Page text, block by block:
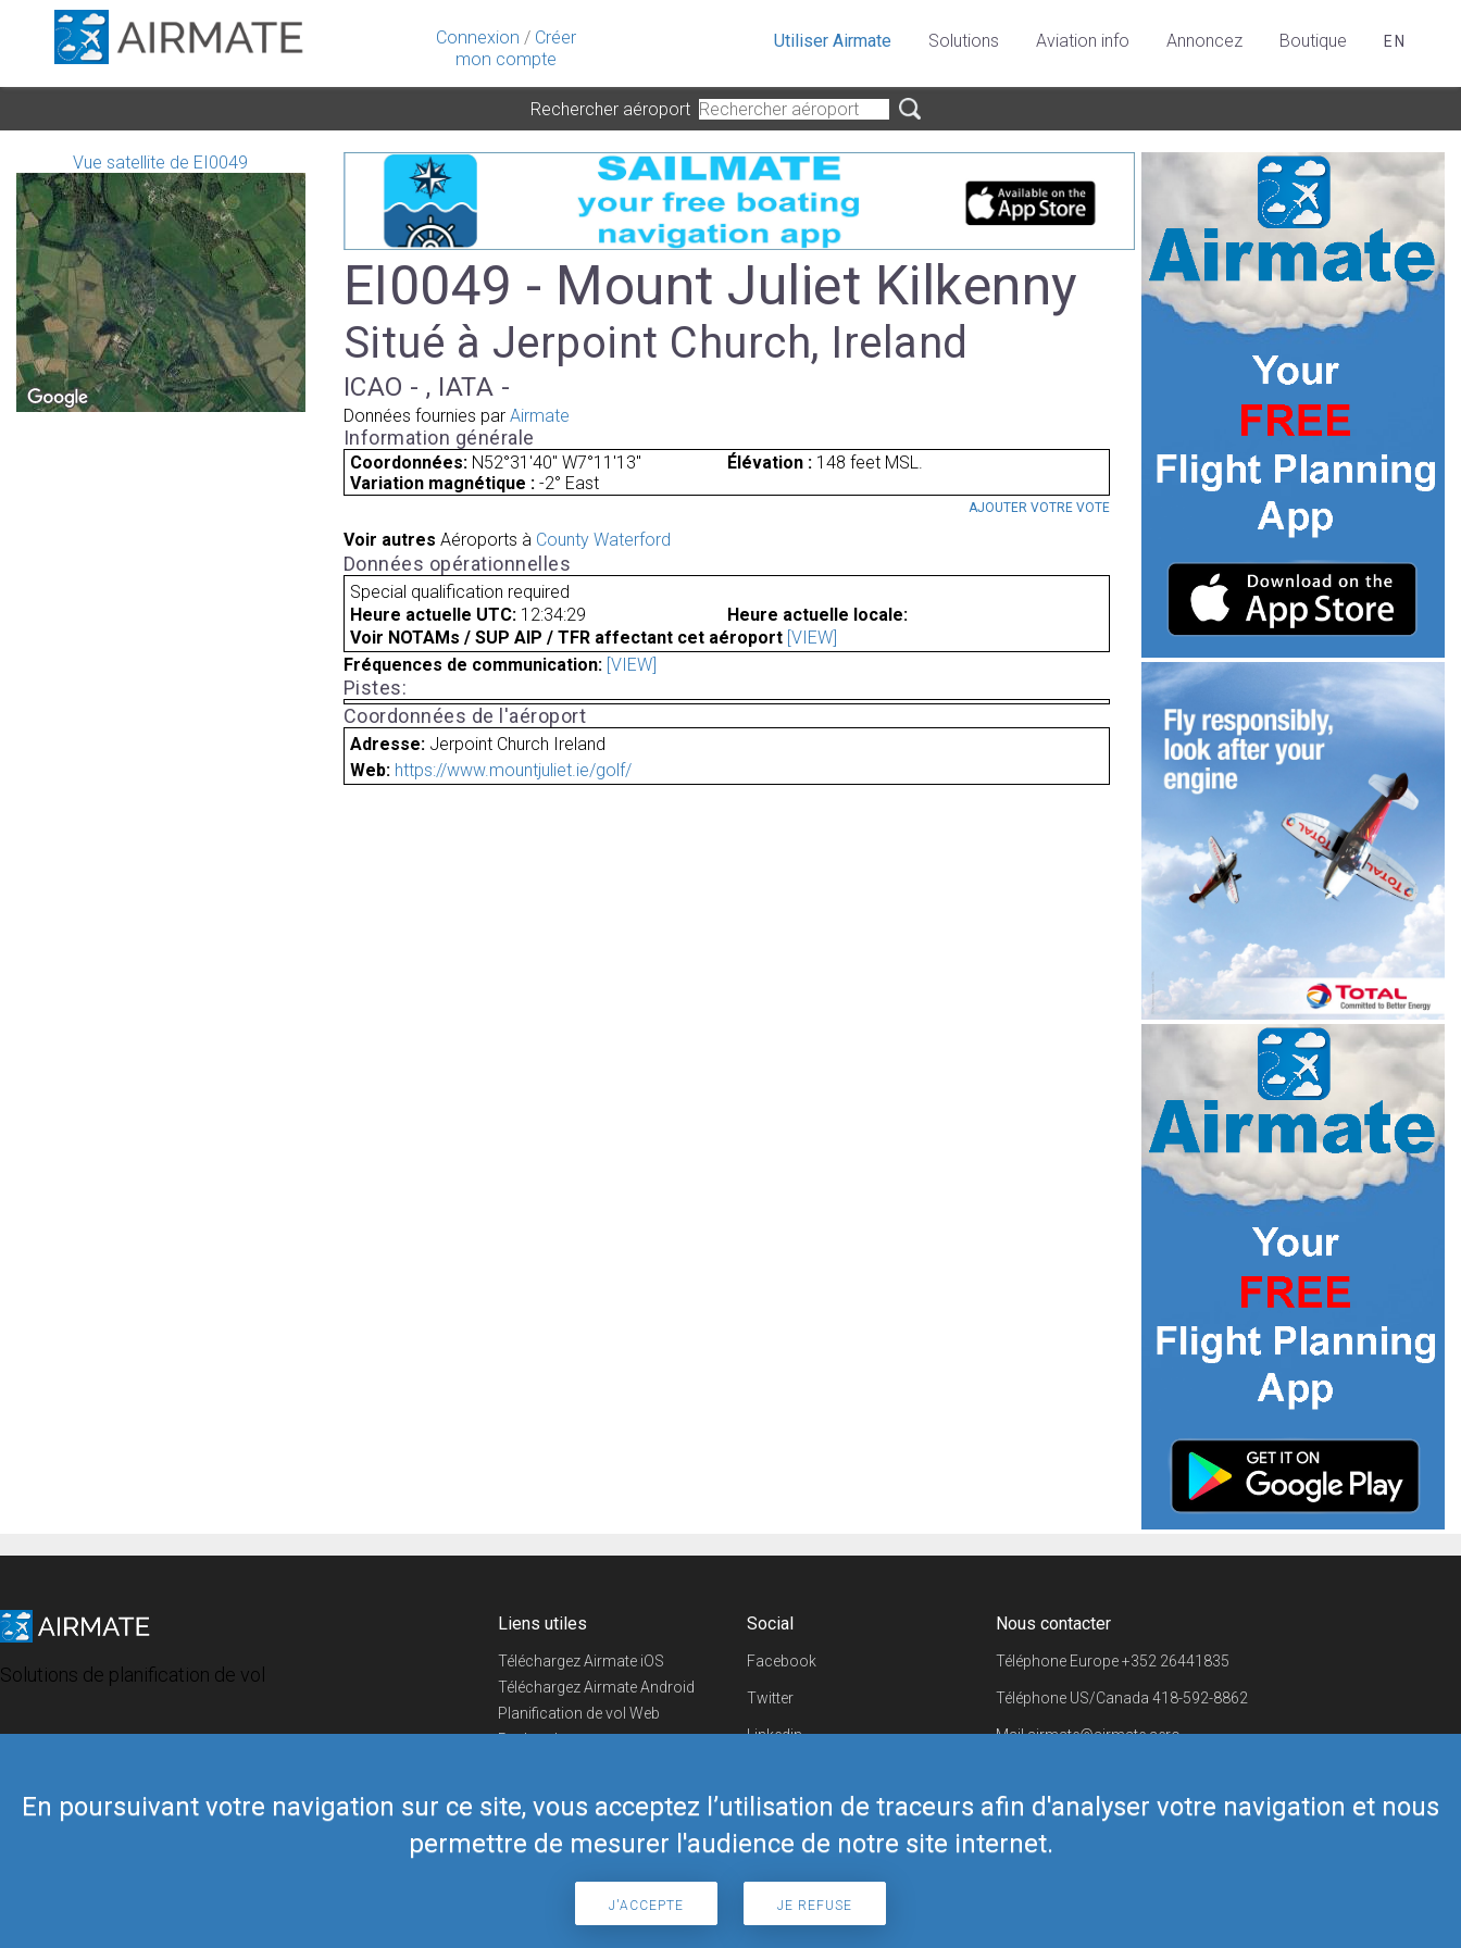
Connexion / Créer
mon compte
En poursuivant votre navigation sur ce site, vous acceptez l’utilisation de traceurs afin d'analyser votre navigation et nous
permettre de mesurer l'audience de notre site internet.
J'ACCEPTE JE REFUSE
Utiliser Airmate Solutions Aviation info Annoncez Boutique EN
Rechercher aéroport
Vue satellite de EI0049
EI0049 - Mount Juliet Kilkenny
Situé à Jerpoint Church, Ireland
ICAO - , IATA -
Données fournies par Airmate
Information générale
Coordonnées: N52°31'40" W7°11'13" Élévation :148 feet MSL.
Variation magnétique : -2° East
AJOUTER VOTRE VOTE
Voir autres Aéroports à County Waterford
Données opérationnelles
Special qualification required
Heure actuelle UTC: 12:34:29
Heure actuelle locale:
Voir NOTAMs / SUP AIP / TFR affectant cet aéroport [VIEW]
Fréquences de communication: [VIEW]
Pistes:
Coordonnées de l'aéroport
Adresse: Jerpoint Church Ireland
Web: https://www.mountjuliet.ie/golf/
Solutions de planification de vol
Liens utiles
Téléchargez Airmate iOS
Téléchargez Airmate Android
Planification de vol Web
Recherche
Boutique Airmate
Social
Facebook
Twitter
Linkedin
Telegram
Nous contacter
Téléphone Europe+352 26441835
Téléphone US/Canada 418-592-8862
Mailairmate@airmate.aero